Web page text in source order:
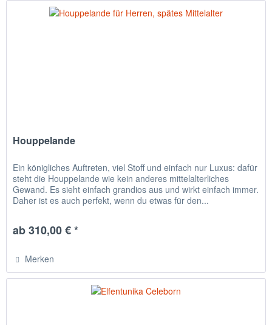
Houppelande
Ein königliches Auftreten, viel Stoff und einfach nur Luxus: dafür
steht die Houppelande wie kein anderes mittelalterliches
Gewand. Es sieht einfach grandios aus und wirkt einfach immer.
Daher ist es auch perfekt, wenn du etwas für den...
ab 310,00 € *
Merken